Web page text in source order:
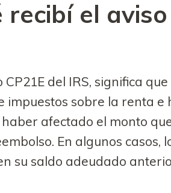
recibí el
CP21E del IRS, significa
impuestos sobre la renta e
afectado el monto
En algunos casos,
su saldo adeudado